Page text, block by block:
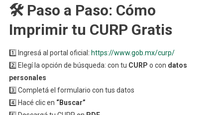
🛠️ Paso a Paso: Cómo
Imprimir tu CURP Gratis
1️⃣ Ingresá al portal oficial: https://www.gob.mx/curp/
2️⃣ Elegí la opción de búsqueda: con tu CURP o con datos
personales
3️⃣ Completá el formulario con tus datos
4️⃣ Hacé clic en “Buscar”